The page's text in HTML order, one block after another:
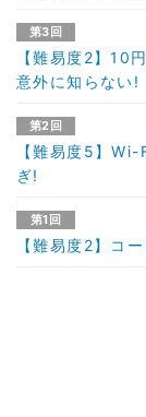
第3回
【難易度2】10
意外に知らない!
第2回
【難易度5】
ぎ!
第1回
【難易度2】コ